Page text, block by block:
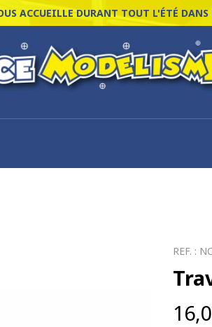
ACCUEILLE DURANT TOUT L'ÉTÉ
REF. :